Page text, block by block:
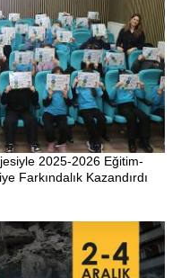
2025-2026 Eğitim-
Farkındalık Kazandırdı